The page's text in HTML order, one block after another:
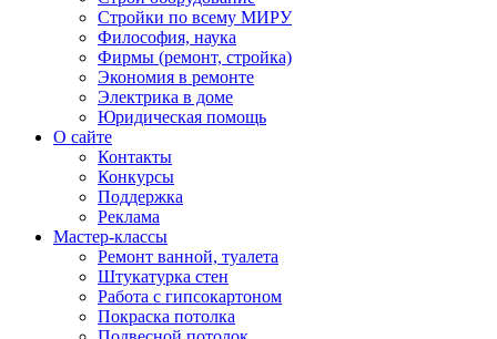
Стройки по всему МИРУ
Философия, наука
Фирмы (ремонт, стройка)
Экономия в ремонте
Электрика в доме
Юридическая помощь
О сайте
Контакты
Конкурсы
Поддержка
Реклама
Мастер-классы
Ремонт ванной, туалета
Штукатурка стен
Работа с гипсокартоном
Покраска потолка